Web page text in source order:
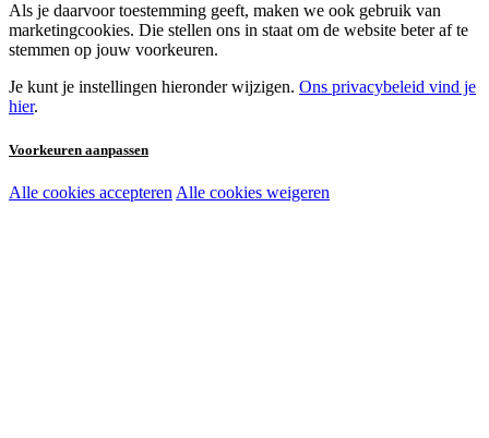
Als je daarvoor toestemming geeft, maken we ook gebruik van
marketingcookies. Die stellen ons in staat om de website beter af te
stemmen op jouw voorkeuren.
Je kunt je instellingen hieronder wijzigen. Ons privacybeleid vind je
hier.
Voorkeuren aanpassen
Noodzakelijke cookies:
Alle cookies accepteren Alle cookies weigeren